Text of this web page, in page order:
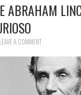
ABRAHAM
LEAVE A COMMENT